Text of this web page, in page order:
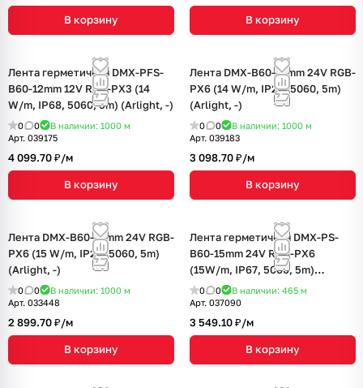
В корзину В корзину
Лента герметичная DMX-PFS-
B60-12mm 12V RGB-PX3 (14
W/m, IP68, 5060, 5m) (Arlight, -)
0 0 В наличии: 1000 м
Арт. 039175
4 099.70 ₽/м
В корзину
Лента DMX-B60-10mm 24V RGB-
PX6 (14 W/m, IP20, 5060, 5m)
(Arlight, -)
0 0 В наличии: 1000 м
Арт. 039183
3 098.70 ₽/м
В корзину
Лента DMX-B60-10mm 24V RGB-
PX6 (15 W/m, IP20, 5060, 5m)
(Arlight, -)
0 0 В наличии: 1000 м
Арт. 033448
2 899.70 ₽/м
В корзину
Лента герметичная DMX-PS-
B60-15mm 24V RGB-PX6
(15W/m, IP67, 5060, 5m)
(Arlight, -)
0 0 В наличии: 465 м
Арт. 037090
3 549.10 ₽/м
В корзину